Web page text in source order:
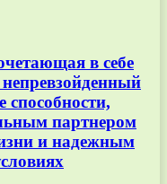
в себе
способности,
партнером
и надежным